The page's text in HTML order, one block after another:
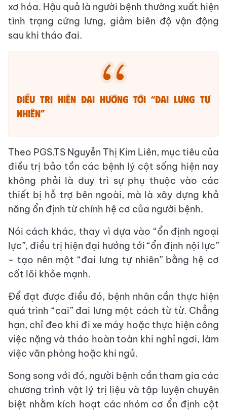
xơ hóa. Hậu quả là người bệnh thường xuất hiện
tình trạng cứng lưng, giảm biên độ vận động
sau khi tháo đai.
​Điều trị hiện đại hướng tới “đai lưng tự
nhiên”
​Theo PGS.TS Nguyễn Thị Kim Liên, mục tiêu của
điều trị bảo tồn các bệnh lý cột sống hiện nay
không phải là duy trì sự phụ thuộc vào các
thiết bị hỗ trợ bên ngoài, mà là xây dựng khả
năng ổn định từ chính hệ cơ của người bệnh.
Nói cách khác, thay vì dựa vào “ổn định ngoại
lực”, điều trị hiện đại hướng tới “ổn định nội lực”
- tạo nên một “đai lưng tự nhiên” bằng hệ cơ
cốt lõi khỏe mạnh.
​Để đạt được điều đó, bệnh nhân cần thực hiện
quá trình “cai” đai lưng một cách từ từ. Chẳng
hạn, chỉ đeo khi đi xe máy hoặc thực hiện công
việc nặng và tháo hoàn toàn khi nghỉ ngơi, làm
việc văn phòng hoặc khi ngủ.
​Song song với đó, người bệnh cần tham gia các
chương trình vật lý trị liệu và tập luyện chuyên
biệt nhằm kích hoạt các nhóm cơ ổn định cột